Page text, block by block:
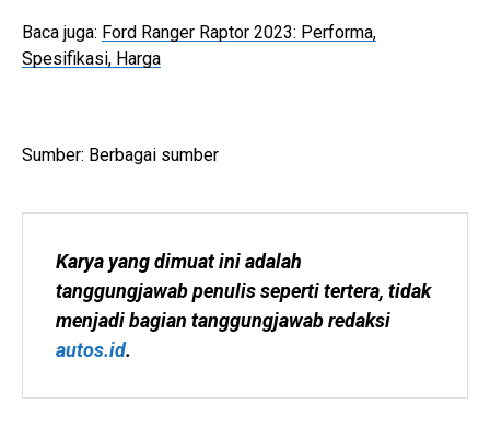
Baca juga: Ford Ranger Raptor 2023: Performa,
Spesifikasi, Harga
Sumber: Berbagai sumber
Karya yang dimuat ini adalah
tanggungjawab penulis seperti tertera, tidak
autos.id.